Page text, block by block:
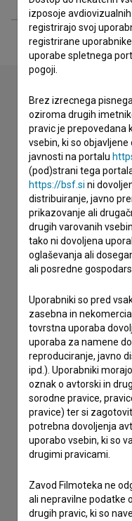
Stik z
Spoštovani, s pomočjo
stik z uredništvom
odzivov.
imam vprašanje
prijavljam napako
želim dodati
drugo
izposoje
registrirajo svoj
registrirane
uporabe spletnega
pogoji.
Brez izrecnega
oziroma drugih
pravic je prepovedana
vsebin, ki so
javnosti na portalu
(pod)strani tega
https://bsf.si ni
distribuiranje, javno
prikazovanje ali
drugih varovanih
tako ni dovoljena
oglaševanja ali
ali posredne
Uporabniki so pred
zasebna in
tovrstna uporaba
uporaba za namene
reproduciranje, javno
ipd.). Uporabniki
oznak o avtorski in
sorodne pravice,
pravice) ter si
potrebna dovoljenja
uporabo vsebin, ki so
drugimi pravicami.
Zavod Filmoteka ne
ali nepravilne podatke
drugih pravic, ki so